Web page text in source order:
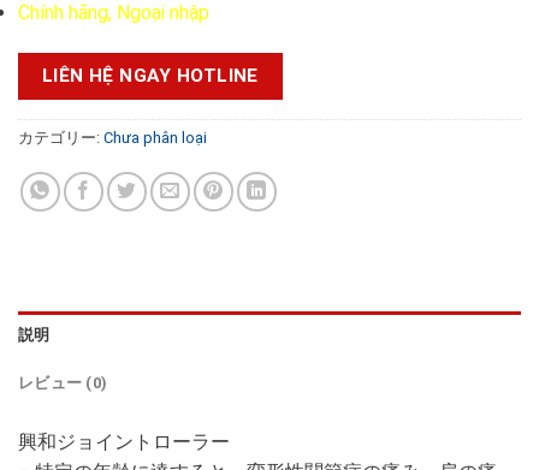
Chính hãng, Ngoại nhập
LIÊN HỆ NGAY HOTLINE
カテゴリー: Chưa phân loại
説明
レビュー (0)
興和ジョイントローラー